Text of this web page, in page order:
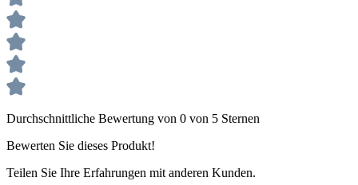
Durchschnittliche Bewertung von 0 von 5 Sternen
Bewerten Sie dieses Produkt!
Teilen Sie Ihre Erfahrungen mit anderen Kunden.